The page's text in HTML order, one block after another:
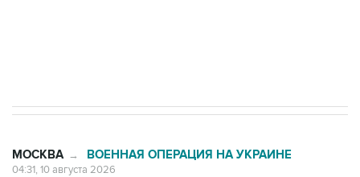
МОСКВА → ВОЕННАЯ ОПЕРАЦИЯ НА УКРАИНЕ
04:31, 10 августа 2026